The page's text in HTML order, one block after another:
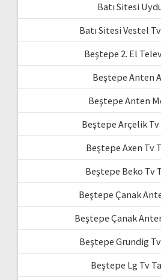
Batı Sitesi
Batı Sitesi Vestel
Beştepe 2. El
Beştepe Anten
Beştepe Anten
Beştepe Arçelik
Beştepe Axen Tv
Beştepe Beko Tv
Beştepe Çanak
Beştepe Çanak
Beştepe Grundig
Beştepe Lg Tv